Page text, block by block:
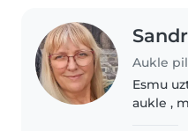
Aukle
Esmu
aukle ,